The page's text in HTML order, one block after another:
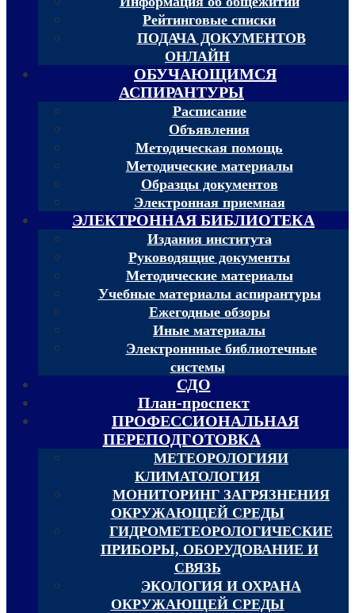
Рейтинговые списки
ПОДАЧА ДОКУМЕНТОВ
ОНЛАЙН
ОБУЧАЮЩИМСЯ
АСПИРАНТУРЫ
Расписание
Объявления
Методическая помощь
Методические материалы
Образцы документов
Электронная приемная
ЭЛЕКТРОННАЯ БИБЛИОТЕКА
Издания института
Руководящие документы
Методические материалы
Учебные материалы аспирантуры
Ежегодные обзоры
Иные материалы
Электроннные библиотечные
системы
СДО
План-проспект
ПРОФЕССИОНАЛЬНАЯ
ПЕРЕПОДГОТОВКА
МЕТЕОРОЛОГИЯИ
КЛИМАТОЛОГИЯ
МОНИТОРИНГ ЗАГРЯЗНЕНИЯ
ОКРУЖАЮЩЕЙ СРЕДЫ
ГИДРОМЕТЕОРОЛОГИЧЕСКИЕ
ПРИБОРЫ, ОБОРУДОВАНИЕ И
СВЯЗЬ
ЭКОЛОГИЯ И ОХРАНА
ОКРУЖАЮЩЕЙ СРЕДЫ